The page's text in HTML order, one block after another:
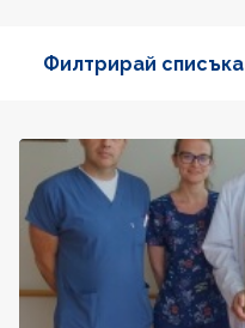
Филтрирай списъка